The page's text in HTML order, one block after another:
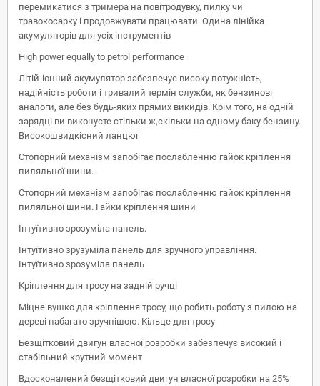
перемикатися з тримера на повітродувку, пилку чи
травокосарку і продовжувати працювати. Одина лінійка
акумуляторів для усіх інструментів
High power equally to petrol performance
Літій-іонний акумулятор забезпечує високу потужність,
надійність роботи і тривалий термін служби, як бензинові
аналоги, але без будь-яких прямих викидів. Крім того, на одній
зарядці ви виконуєте стільки ж,скільки на одному баку бензину.
Високошвидкісний ланцюг
Стопорний механізм запобігає послабленню гайок кріплення
пиляльної шини.
Стопорний механізм запобігає послабленню гайок кріплення
пиляльної шини. Гайки кріплення шини
Інтуїтивно зрозуміла панель.
Інтуїтивно зрузуміла панель для зручного управління.
Інтуїтивно зрозуміла панель
Кріплення для тросу на задній ручці
Міцне вушко для кріплення тросу, що робить роботу з пилою на
дереві набагато зручнішою. Кільце для тросу
Безщітковий двигун власної розробки забезпечує високий і
стабільний крутний момент
Вдосконалений безщітковий двигун власної розробки на 25%